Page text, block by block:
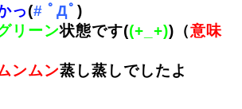
っ(# ﾟДﾟ )
リーン状態です((+_+))（意味
ンムン蒸し蒸しでしたよ